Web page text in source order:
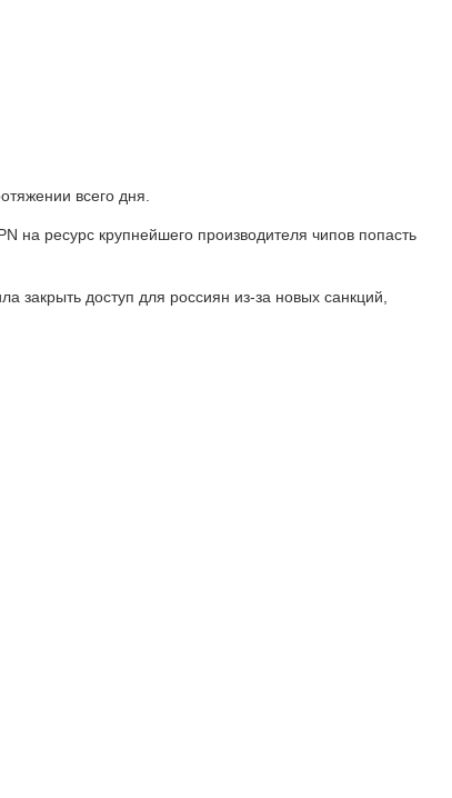
всего дня.
на ресурс крупнейшего производителя чипов попасть
доступ для россиян из-за новых санкций,